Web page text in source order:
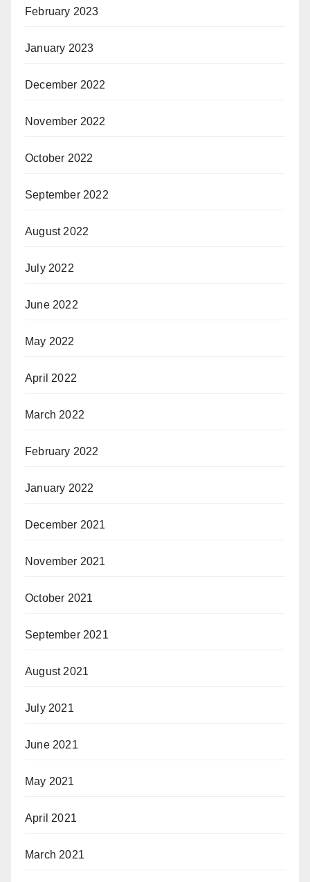
February 2023
January 2023
December 2022
November 2022
October 2022
September 2022
August 2022
July 2022
June 2022
May 2022
April 2022
March 2022
February 2022
January 2022
December 2021
November 2021
October 2021
September 2021
August 2021
July 2021
June 2021
May 2021
April 2021
March 2021